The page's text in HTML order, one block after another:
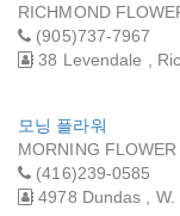
RICHMOND
(905)737-7967
38 Levendale ,
모닝 플라워
MORNING FLOWER
(416)239-0585
4978 Dundas , W.